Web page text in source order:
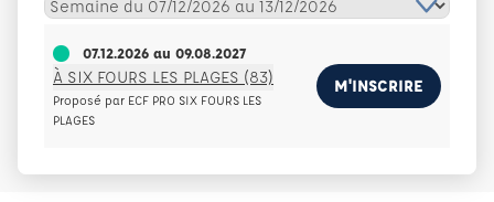
07.12.2026 au 09.08.2027
À SIX FOURS LES PLAGES (83)
Proposé par ECF PRO SIX FOURS LES
PLAGES
M'INSCRIRE